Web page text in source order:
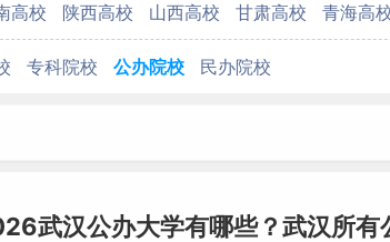
高校 陕西高校 山西高校 甘肃高校 青海高
专科院校 公办院校 民办院校
武汉公办大学有哪些？武汉所有